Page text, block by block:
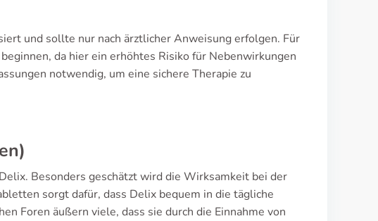
und sollte nur nach ärztlicher Anweisung erfolgen. Für
da hier ein erhöhtes Risiko für Nebenwirkungen
notwendig, um eine sichere Therapie zu
Besonders geschätzt wird die Wirksamkeit bei der
sorgt dafür, dass Delix bequem in die tägliche
Foren äußern viele, dass sie durch die Einnahme von